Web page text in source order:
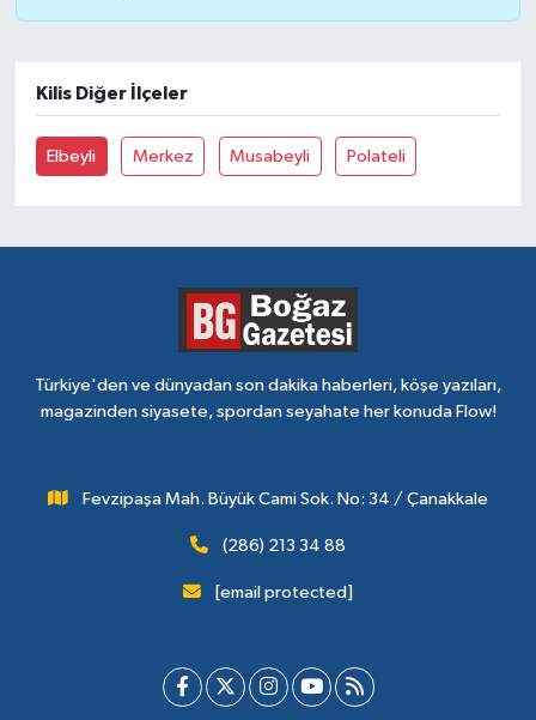
Kilis Diğer İlçeler
Elbeyli Merkez Musabeyli Polateli
Türkiye'den ve dünyadan son dakika haberleri, köşe yazıları,
magazinden siyasete, spordan seyahate her konuda Flow!
Fevzipaşa Mah. Büyük Cami Sok. No: 34 / Çanakkale
(286) 213 34 88
[email protected]